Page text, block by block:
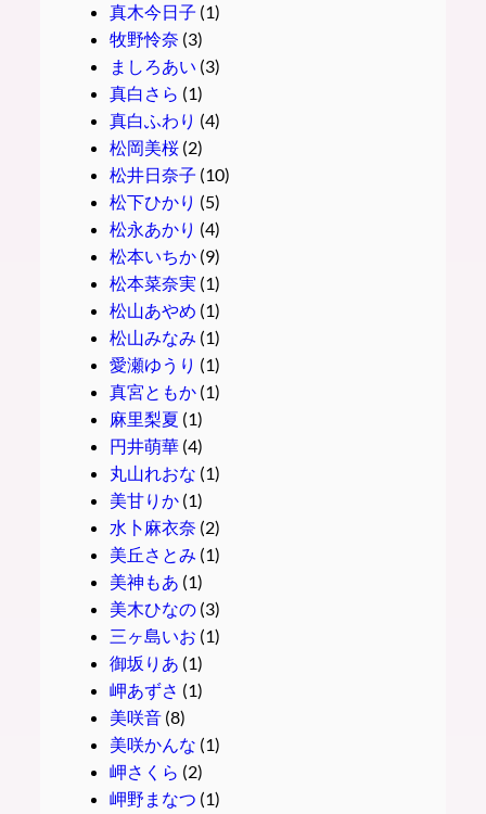
真木今日子 (1)
牧野怜奈 (3)
ましろあい (3)
真白さら (1)
真白ふわり (4)
松岡美桜(2)
松井日奈子 (10)
松下ひかり (5)
松永あかり (4)
松本いちか(9)
松本菜奈実 (1)
松山あやめ (1)
松山みなみ (1)
愛瀬ゆうり (1)
真宮ともか(1)
麻里梨夏 (1)
円井萌華(4)
丸山れおな (1)
美甘りか(1)
水卜麻衣奈 (2)
美丘さとみ (1)
美神もあ (1)
美木ひなの(3)
三ヶ島いお (1)
御坂りあ (1)
岬あずさ (1)
美咲音(8)
美咲かんな (1)
岬さくら (2)
岬野まなつ (1)